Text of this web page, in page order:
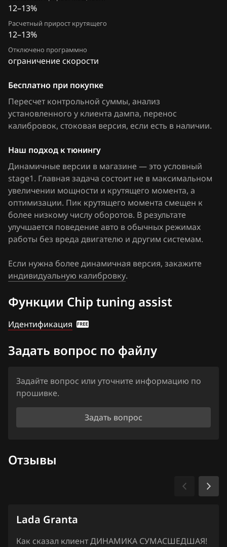
FAW
Fiat
Ford
Foton
GAC
Geely
Genesis
GMC
Great Wall
Groz
Haima
Hawtai
Hummer
Infiniti
Iveco
Jaguar
Jeep
12–13%
Расчетный прирост крутящего
12–13%
Отключено программно
ограничение скорости
Бесплатно при покупке
Пересчет контрольной суммы, анализ
установленного у клиента дампа, перенос
калибровок, стоковая версия, если есть в наличии.
Наш подход к тюнингу
Динамичные версии в магазине — это условный
stage1. Главная задача состоит не в максимальном
увеличении мощности и крутящего момента, а
оптимизации. Пик крутящего момента смещен к
более низкому числу оборотов. В результате
улучшается поведение авто в обычных режимах
работы без вреда двигателю и другим системам.
Если нужна более динамичная версия, закажите
индивидуальную калибровку.
Функции Chip tuning assist
Идентификация
Задать вопрос по файлу
Задайте вопрос или уточните информацию по
прошивке.
Задать вопрос
Отзывы
Lada Granta
Как сказал клиент ДИНАМИКА СУМАCШЕДШАЯ!